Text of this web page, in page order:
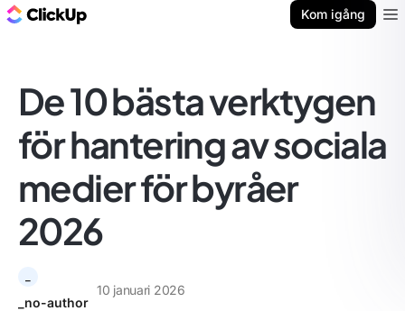
Kom igång
De 10 bästa verktygen
för hantering av sociala
medier för byråer
2026
_no-author
10 januari 2026